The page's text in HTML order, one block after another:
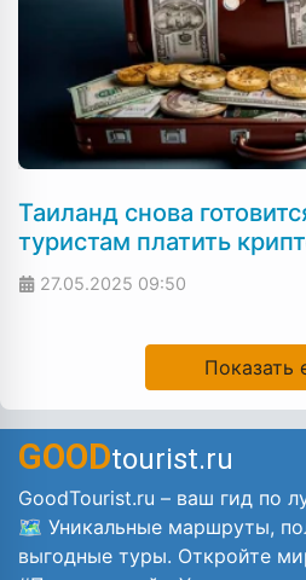
Таиланд снова
туристам платить
27.05.2025 09:50
Показать
GOODtourist.ru
GoodTourist.ru – ваш гид по
🗺️ Уникальные маршруты,
выгодные туры. Откройте